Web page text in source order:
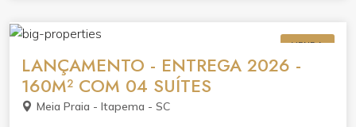
espaço gourmet, brinquedoteca, playground e hall de
individuais de água, luz e gás garantem praticidade.
VENDA
LANÇAMENTO - ENTREGA 2026 -
160M² COM 04 SUÍTES
Meia Praia - Itapema - SC